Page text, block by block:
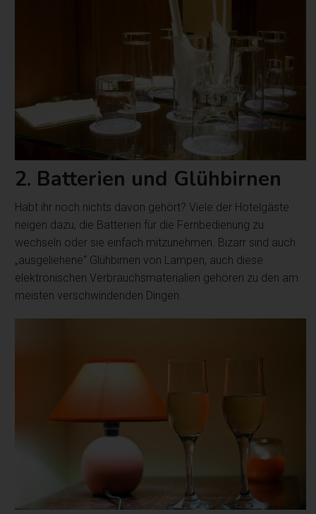
2. Batterien und Glühbirnen
Habt ihr noch nichts davon gehört? Viele der Hotelgäste
neigen dazu, die Batterien für die Fernbedienung zu
wechseln oder sie einfach mitzunehmen. Bizarr sind auch
„ausgeliehene“ Glühbirnen von Lampen, auch diese
elektronischen Verbrauchsmaterialien gehören zu den am
meisten verschwindenden Dingen.